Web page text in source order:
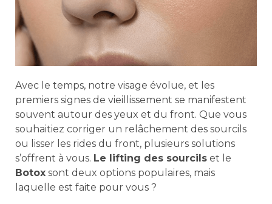
Avec le temps, notre visage évolue, et les
premiers signes de vieillissement se manifestent
souvent autour des yeux et du front. Que vous
souhaitiez corriger un relâchement des sourcils
ou lisser les rides du front, plusieurs solutions
s’offrent à vous. Le lifting des sourcils et le
Botox sont deux options populaires, mais
laquelle est faite pour vous ?